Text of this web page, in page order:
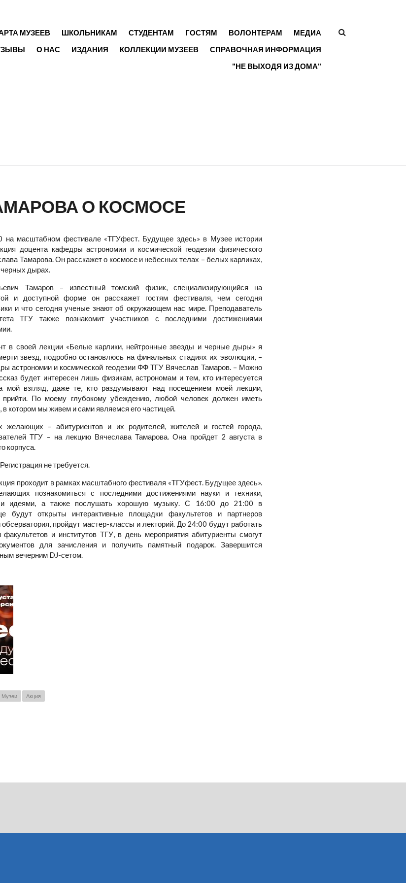
ФОРМА
МЕНЮ
МУЗЕЕВ ШКОЛЬНИКАМ СТУДЕНТАМ ГОСТЯМ ВОЛОНТЕРАМ
МЕДИА
О НАС ИЗДАНИЯ КОЛЛЕКЦИИ МУЗЕЕВ
СПРАВОЧНАЯ ИНФОРМАЦИЯ
"НЕ ВЫХОДЯ ИЗ ДОМА"
О КОСМОСЕ
на масштабном фестивале «ТГУфест. Будущее здесь» в Музее истории
доцента кафедры астрономии и космической геодезии физического
Тамарова. Он расскажет о космосе и небесных телах – белых карликах,
черных дырах.
Тамаров – известный томский физик, специализирующийся на
и доступной форме он расскажет гостям фестиваля, чем сегодня
и что сегодня ученые знают об окружающем нас мире. Преподаватель
ТГУ также познакомит участников с последними достижениями
в своей лекции «Белые карлики, нейтронные звезды и черные дыры» я
звезд, подробно остановлюсь на финальных стадиях их эволюции, –
астрономии и космической геодезии ФФ ТГУ Вячеслав Тамаров. – Можно
будет интересен лишь физикам, астрономам и тем, кто интересуется
мой взгляд, даже те, кто раздумывают над посещением моей лекции,
прийти. По моему глубокому убеждению, любой человек должен иметь
в котором мы живем и сами являемся его частицей.
желающих – абитуриентов и их родителей, жителей и гостей города,
ТГУ – на лекцию Вячеслава Тамарова. Она пройдет 2 августа в
корпуса.
не требуется.
проходит в рамках масштабного фестиваля «ТГУфест. Будущее здесь».
познакомиться с последними достижениями науки и техники,
и идеями, а также послушать хорошую музыку. С 16:00 до 21:00 в
будут открыты интерактивные площадки факультетов и партнеров
обсерватория, пройдут мастер-классы и лекторий. До 24:00 будут работать
факультетов и институтов ТГУ, в день мероприятия абитуриенты смогут
для зачисления и получить памятный подарок. Завершится
вечерним DJ-сетом.
Музеи Акция